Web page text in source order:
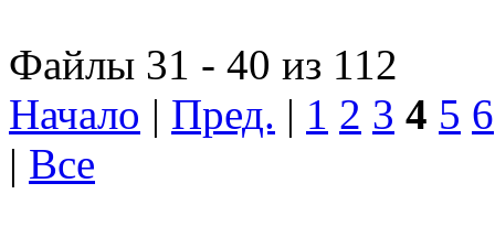
Файлы 31 - 40 из 112
Начало | Пред. | 1 2 3 4 5 6
| Все